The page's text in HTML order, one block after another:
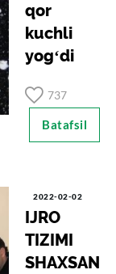
qor
kuchli
yogʻdi
737
Batafsil
2022-02-02
IJRO
TIZIMI
SHАXSАN